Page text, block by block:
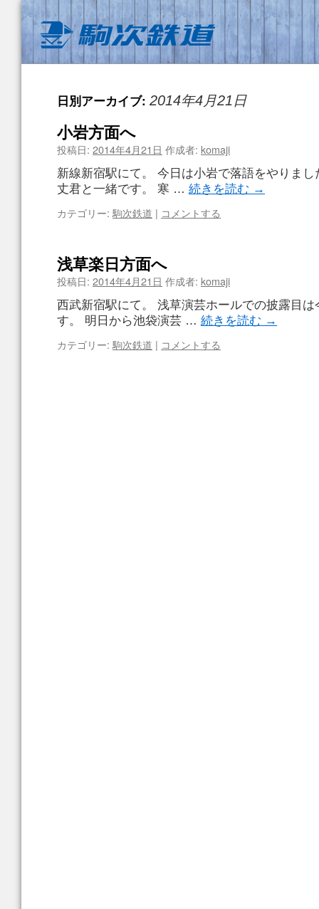
日別アーカイブ: 2014年4月21日
小岩方面へ
投稿日: 2014年4月21日 作成者: komaji
新線新宿駅にて。 今日は小岩で落語をやりま
丈君と一緒です。 寒 … 続きを読む →
カテゴリー: 駒次鉄道 | コメントする
浅草楽日方面へ
投稿日: 2014年4月21日 作成者: komaji
西武新宿駅にて。 浅草演芸ホールでの披露目は
す。 明日から池袋演芸 … 続きを読む →
カテゴリー: 駒次鉄道 | コメントする